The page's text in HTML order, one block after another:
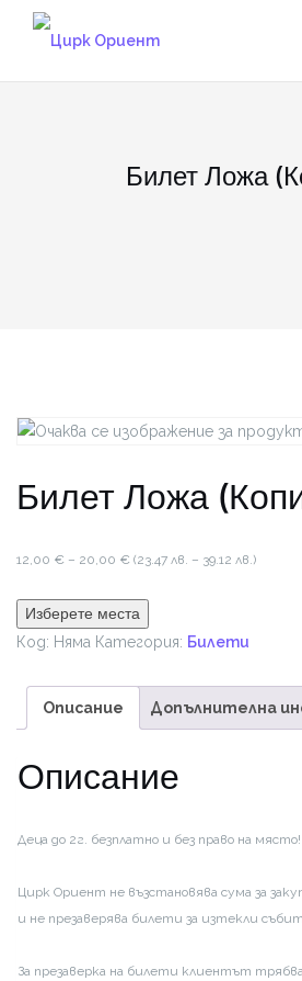
Билет Ложа
Билет Ложа
12,00 € – 20,00 € Price
12,00 €
through
(23.47 лв. – 39.12 лв.)
Изберете места
Код: Няма Категория: Билети
Описание Допълнителна
Описание
Деца до 2г. безплатно и без право на място!
Цирк Ориент не възстановява сума за
и не презаверява билети за изтекли
За презаверка на билети клиентът